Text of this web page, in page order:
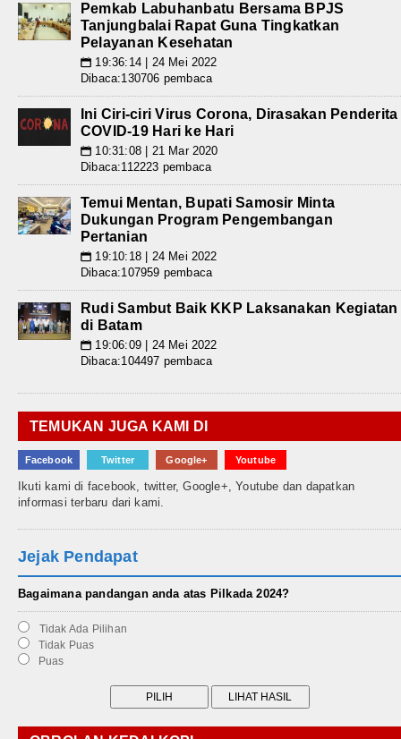
Pemkab Labuhanbatu Bersama BPJS
Tanjungbalai Rapat Guna Tingkatkan
Pelayanan Kesehatan
📅 19:36:14 | 24 Mei 2022
Dibaca:130706 pembaca
Ini Ciri-ciri Virus Corona, Dirasakan Penderita
COVID-19 Hari ke Hari
📅 10:31:08 | 21 Mar 2020
Dibaca:112223 pembaca
Temui Mentan, Bupati Samosir Minta
Dukungan Program Pengembangan
Pertanian
📅 19:10:18 | 24 Mei 2022
Dibaca:107959 pembaca
Rudi Sambut Baik KKP Laksanakan Kegiatan
di Batam
📅 19:06:09 | 24 Mei 2022
Dibaca:104497 pembaca
TEMUKAN JUGA KAMI DI
Facebook Twitter Google+ Youtube
Ikuti kami di facebook, twitter, Google+, Youtube dan dapatkan
informasi terbaru dari kami.
Jejak Pendapat
Bagaimana pandangan anda atas Pilkada 2024?
Tidak Ada Pilihan
Tidak Puas
Puas